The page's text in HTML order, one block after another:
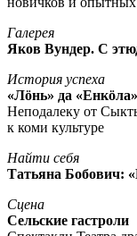
Галерея
Яков Вундер. С
История успеха
«Лöнь» да «Енкöла»
Неподалеку от
к коми культуре
Найти себя
Татьяна Бобович:
Сцена
Сельские гастроли